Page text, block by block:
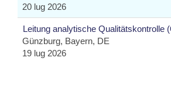
20 lug 2026
Leitung analytische Qualitätskontrolle
Günzburg, Bayern, DE
19 lug 2026